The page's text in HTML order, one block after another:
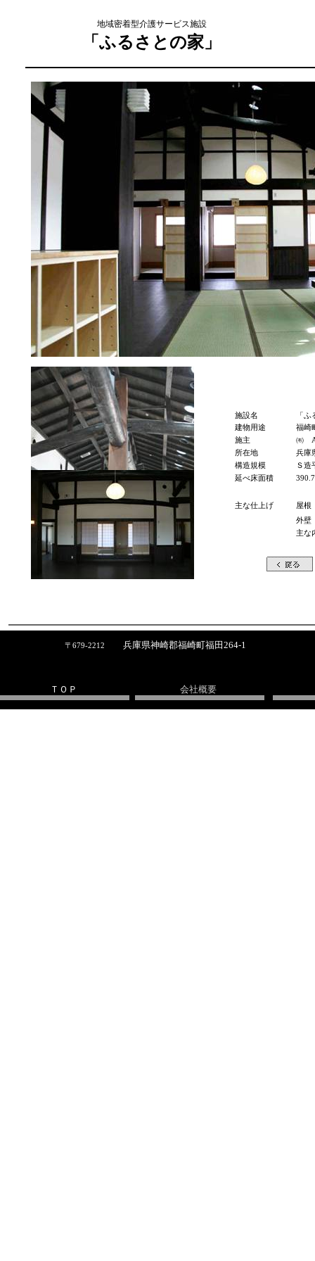
ＴＯＰ 会社概要
〒 679-2212 兵庫県神崎郡福崎町福田 264-1
地域密着型介護サービス施設
「ふるさとの家」
施設名
「
建物用途
福崎
施主
㈲
所在地
兵庫
構造規模
Ｓ造
延べ床面積
主な仕上げ
屋根
外壁
主な